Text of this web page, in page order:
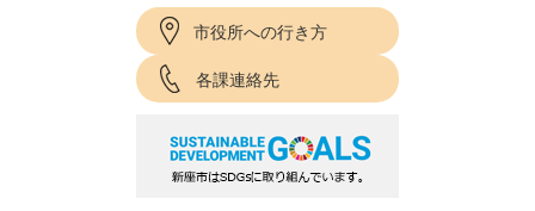
市役所への行き方
各課連絡先